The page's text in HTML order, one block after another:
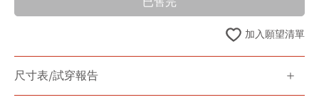
加入願望清單
尺寸表/試穿報告